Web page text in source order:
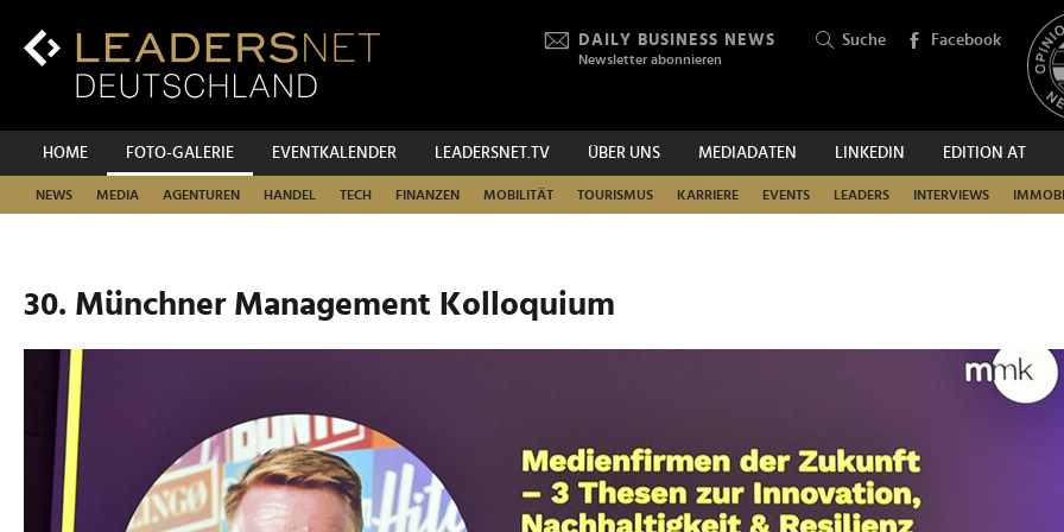
Inhalt
Hauptnavigation
DAILY BUSINESS NEWS
Newsletter abonnieren
Suche Facebook
HOME FOTO-GALERIE EVENTKALENDER LEADERSNET.TV ÜBER UNS MEDIADATEN LINKEDIN EDITION AT
NEWS MEDIA AGENTUREN HANDEL TECH FINANZEN MOBILITÄT TOURISMUS KARRIERE EVENTS LEADERS INTERVIEWS
SUCHEN
30. Münchner Management Kolloquium